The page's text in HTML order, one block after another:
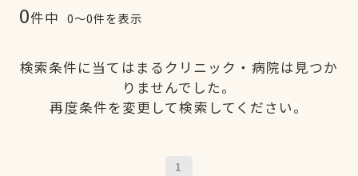
0件中 0〜0件を表示
検索条件に当てはまるクリニック・病院は見つか
りませんでした。
再度条件を変更して検索してください。
1